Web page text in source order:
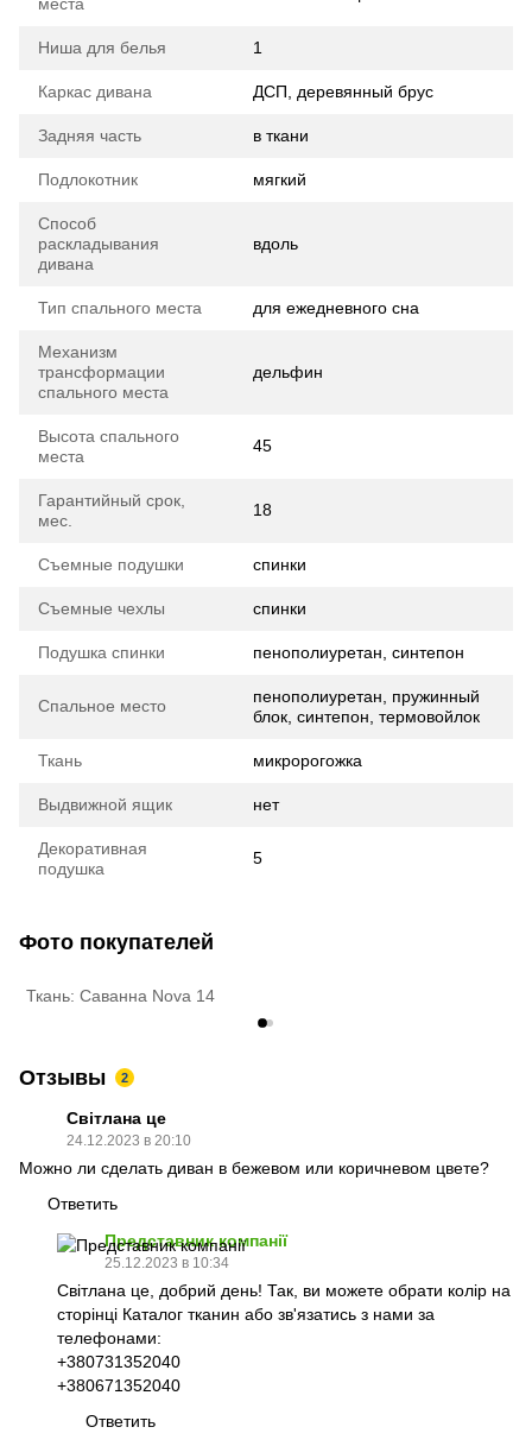
Ниша для белья 1
Каркас дивана ДСП, деревянный брус
Задняя часть в ткани
Подлокотник мягкий
Способ
раскладывания
дивана
вдоль
Тип спального места для ежедневного сна
Механизм
трансформации
спального места
дельфин
Высота спального
места
45
Гарантийный срок,
мес.
18
Съемные подушки спинки
Съемные чехлы спинки
Подушка спинки пенополиуретан, синтепон
Спальное место
пенополиуретан, пружинный
блок, синтепон, термовойлок
Ткань микророгожка
Выдвижной ящик нет
Декоративная
подушка
5
Фото покупателей
Ткань: Саванна Nova 14
Отзывы 2
Світлана це
24.12.2023 в 20:10
Можно ли сделать диван в бежевом или коричневом цвете?
Ответить
Представник компанії
25.12.2023 в 10:34
Світлана це, добрий день! Так, ви можете обрати колір на
сторінці Каталог тканин або зв'язатись з нами за
телефонами:
+380731352040
+380671352040
Ответить